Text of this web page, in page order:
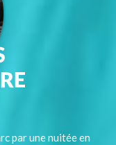
par une nuitée en